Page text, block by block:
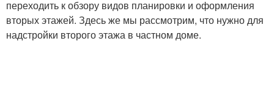
переходить к обзору видов планировки и оформления
вторых этажей. Здесь же мы рассмотрим, что нужно для
надстройки второго этажа в частном доме.